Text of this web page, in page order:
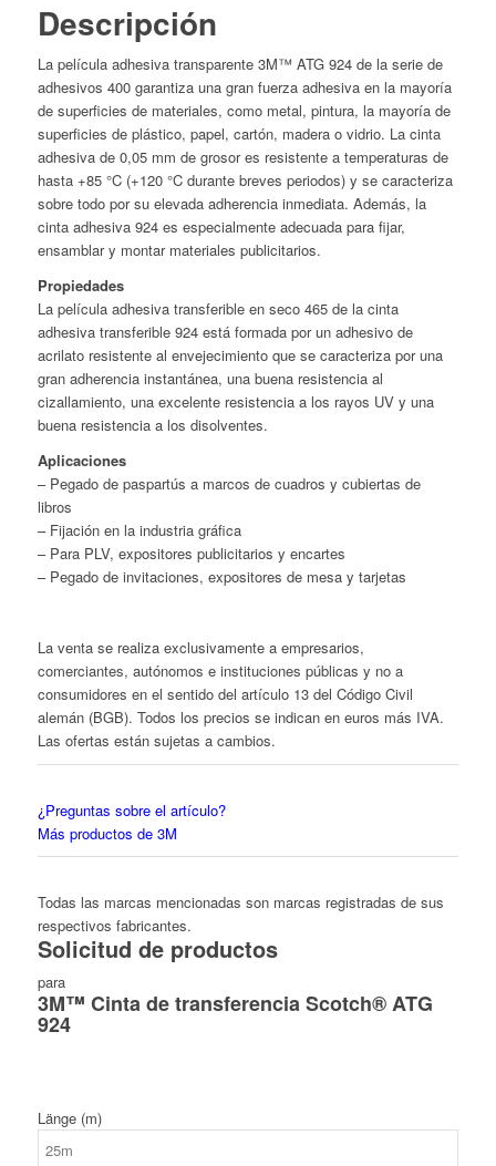
Descripción
La película adhesiva transparente 3M™ ATG 924 de la serie de
adhesivos 400 garantiza una gran fuerza adhesiva en la mayoría
de superficies de materiales, como metal, pintura, la mayoría de
superficies de plástico, papel, cartón, madera o vidrio. La cinta
adhesiva de 0,05 mm de grosor es resistente a temperaturas de
hasta +85 °C (+120 °C durante breves periodos) y se caracteriza
sobre todo por su elevada adherencia inmediata. Además, la
cinta adhesiva 924 es especialmente adecuada para fijar,
ensamblar y montar materiales publicitarios.
Propiedades
La película adhesiva transferible en seco 465 de la cinta
adhesiva transferible 924 está formada por un adhesivo de
acrilato resistente al envejecimiento que se caracteriza por una
gran adherencia instantánea, una buena resistencia al
cizallamiento, una excelente resistencia a los rayos UV y una
buena resistencia a los disolventes.
Aplicaciones
– Pegado de paspartús a marcos de cuadros y cubiertas de
libros
– Fijación en la industria gráfica
– Para PLV, expositores publicitarios y encartes
– Pegado de invitaciones, expositores de mesa y tarjetas
La venta se realiza exclusivamente a empresarios,
comerciantes, autónomos e instituciones públicas y no a
consumidores en el sentido del artículo 13 del Código Civil
alemán (BGB). Todos los precios se indican en euros más IVA.
Las ofertas están sujetas a cambios.
¿Preguntas sobre el artículo?
Más productos de 3M
Todas las marcas mencionadas son marcas registradas de sus
respectivos fabricantes.
Solicitud de productos
para
3M™ Cinta de transferencia Scotch® ATG
924
Länge (m)